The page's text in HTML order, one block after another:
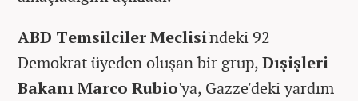
ABD Temsilciler Meclisi'ndeki 92
Demokrat üyeden oluşan bir grup,Dışişleri
Bakanı Marco Rubio'ya, Gazze'deki yardım